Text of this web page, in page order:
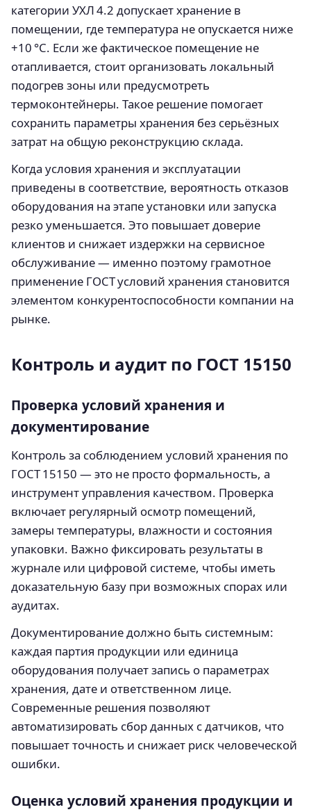
категории УХЛ 4.2 допускает хранение в
помещении, где температура не опускается ниже
+10 °C. Если же фактическое помещение не
отапливается, стоит организовать локальный
подогрев зоны или предусмотреть
термоконтейнеры. Такое решение помогает
сохранить параметры хранения без серьёзных
затрат на общую реконструкцию склада.
Когда условия хранения и эксплуатации
приведены в соответствие, вероятность отказов
оборудования на этапе установки или запуска
резко уменьшается. Это повышает доверие
клиентов и снижает издержки на сервисное
обслуживание — именно поэтому грамотное
применение ГОСТ условий хранения становится
элементом конкурентоспособности компании на
рынке.
Контроль и аудит по ГОСТ 15150
Проверка условий хранения и
документирование
Контроль за соблюдением условий хранения по
ГОСТ 15150 — это не просто формальность, а
инструмент управления качеством. Проверка
включает регулярный осмотр помещений,
замеры температуры, влажности и состояния
упаковки. Важно фиксировать результаты в
журнале или цифровой системе, чтобы иметь
доказательную базу при возможных спорах или
аудитах.
Документирование должно быть системным:
каждая партия продукции или единица
оборудования получает запись о параметрах
хранения, дате и ответственном лице.
Современные решения позволяют
автоматизировать сбор данных с датчиков, что
повышает точность и снижает риск человеческой
ошибки.
Оценка условий хранения продукции и